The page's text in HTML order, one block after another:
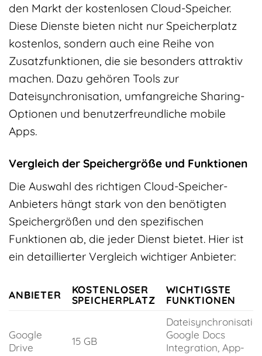
den Markt der kostenlosen Cloud-Speicher.
Diese Dienste bieten nicht nur Speicherplatz
kostenlos, sondern auch eine Reihe von
Zusatzfunktionen, die sie besonders attraktiv
machen. Dazu gehören Tools zur
Dateisynchronisation, umfangreiche Sharing-
Optionen und benutzerfreundliche mobile
Apps.
Vergleich der Speichergröße und Funktionen
Die Auswahl des richtigen Cloud-Speicher-
Anbieters hängt stark von den benötigten
Speichergrößen und den spezifischen
Funktionen ab, die jeder Dienst bietet. Hier ist
ein detaillierter Vergleich wichtiger Anbieter:
ANBIETER
KOSTENLOSER
SPEICHERPLATZ
WICHTIGSTE
FUNKTIONEN
Google
Drive
15 GB
Google Docs
Integration, App-